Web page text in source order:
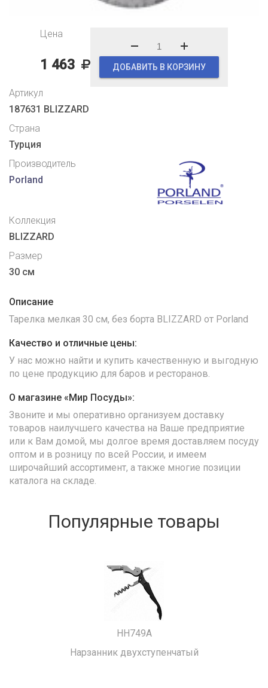
Цена
1 463 ДОБАВИТЬ В КОРЗИНУ
Артикул
187631 BLIZZARD
Страна
Турция
Производитель
Porland
Коллекция
BLIZZARD
Размер
30 см
Описание
Тарелка мелкая 30 см, без борта BLIZZARD от Porland
Качество и отличные цены:
У нас можно найти и купить качественную и выгодную
по цене продукцию для баров и ресторанов.
О магазине «Мир Посуды»:
Звоните и мы оперативно организуем доставку
товаров наилучшего качества на Ваше предприятие
или к Вам домой, мы долгое время доставляем посуду
оптом и в розницу по всей России, и имеем
широчайший ассортимент, а также многие позиции
каталога на складе.
Популярные товары
HH749A
Нарзанник двухступенчатый